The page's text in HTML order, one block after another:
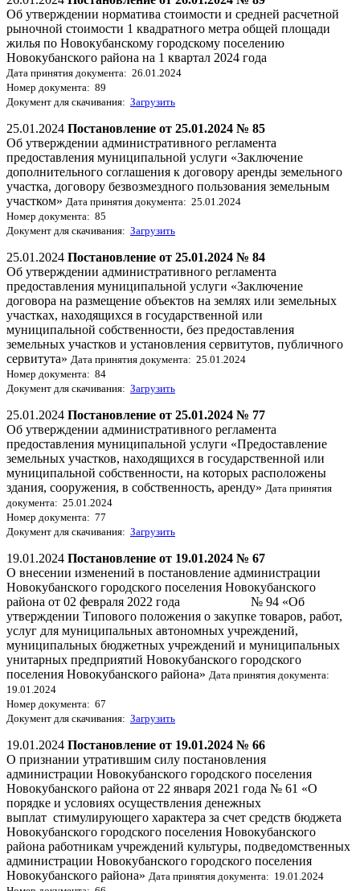
Об утверждении норматива стоимости и средней расчетной
рыночной стоимости 1 квадратного метра общей площади
жилья по Новокубанскому городскому поселению
Новокубанского района на 1 квартал 2024 года
Дата принятия документа: 26.01.2024
Номер документа: 89
Документ для скачивания: Загрузить
25.01.2024 Постановление от 25.01.2024 № 85
Об утверждении административного регламента
предоставления муниципальной услуги «Заключение
дополнительного соглашения к договору аренды земельного
участка, договору безвозмездного пользования земельным
участком» Дата принятия документа: 25.01.2024
Номер документа: 85
Документ для скачивания: Загрузить
25.01.2024 Постановление от 25.01.2024 № 84
Об утверждении административного регламента
предоставления муниципальной услуги «Заключение
договора на размещение объектов на землях или земельных
участках, находящихся в государственной или
муниципальной собственности, без предоставления
земельных участков и установления сервитутов, публичного
сервитута» Дата принятия документа: 25.01.2024
Номер документа: 84
Документ для скачивания: Загрузить
25.01.2024 Постановление от 25.01.2024 № 77
Об утверждении административного регламента
предоставления муниципальной услуги «Предоставление
земельных участков, находящихся в государственной или
муниципальной собственности, на которых расположены
здания, сооружения, в собственность, аренду» Дата принятия
документа: 25.01.2024
Номер документа: 77
Документ для скачивания: Загрузить
19.01.2024 Постановление от 19.01.2024 № 67
О внесении изменений в постановление администрации
Новокубанского городского поселения Новокубанского
района от 02 февраля 2022 года № 94 «Об
утверждении Типового положения о закупке товаров, работ,
услуг для муниципальных автономных учреждений,
муниципальных бюджетных учреждений и муниципальных
унитарных предприятий Новокубанского городского
поселения Новокубанского района» Дата принятия документа:
19.01.2024
Номер документа: 67
Документ для скачивания: Загрузить
19.01.2024 Постановление от 19.01.2024 № 66
О признании утратившим силу постановления
администрации Новокубанского городского поселения
Новокубанского района от 22 января 2021 года № 61 «О
порядке и условиях осуществления денежных
выплат стимулирующего характера за счет средств бюджета
Новокубанского городского поселения Новокубанского
района работникам учреждений культуры, подведомственных
администрации Новокубанского городского поселения
Новокубанского района» Дата принятия документа: 19.01.2024